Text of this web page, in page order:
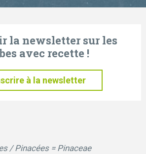
la newsletter sur les
avec recette !
à la newsletter
/ Pinacées = Pinaceae